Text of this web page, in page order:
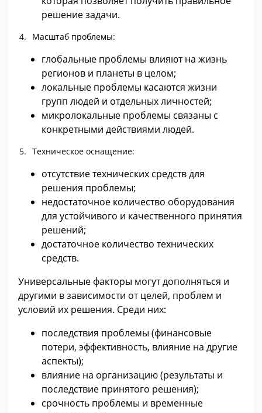
решение задачи.
Масштаб проблемы:
глобальные проблемы влияют на жизнь
регионов и планеты в целом;
локальные проблемы касаются жизни
групп людей и отдельных личностей;
микролокальные проблемы связаны с
конкретными действиями людей.
Техническое оснащение:
отсутствие технических средств для
решения проблемы;
недостаточное количество оборудования
для устойчивого и качественного принятия
решений;
достаточное количество технических
средств.
Универсальные факторы могут дополняться и
другими в зависимости от целей, проблем и
условий их решения. Среди них:
последствия проблемы (финансовые
потери, эффективность, влияние на другие
аспекты);
влияние на организацию (результаты и
последствие принятого решения);
срочность проблемы и временные